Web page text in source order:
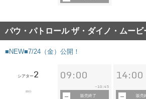
パウ・パトロール ザ・ダイノ・ムービ
■NEW■7/24（金）公開！
シアター2
89分
09:00
~10:45
販売終了
14:00
販売